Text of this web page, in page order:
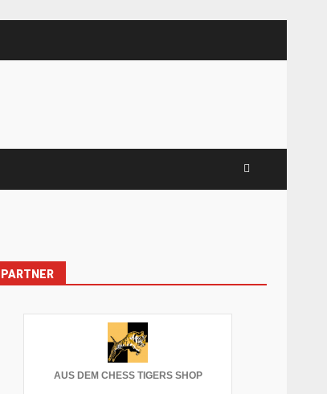
PARTNER
AUS DEM CHESS TIGERS SHOP